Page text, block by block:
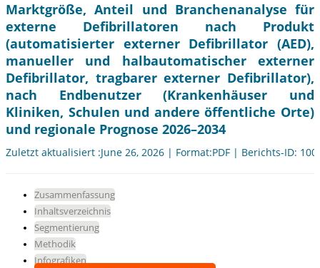
Marktgröße, Anteil und Branchenanalyse für
externe Defibrillatoren nach Produkt
(automatisierter externer Defibrillator (AED),
manueller und halbautomatischer externer
Defibrillator, tragbarer externer Defibrillator),
nach Endbenutzer (Krankenhäuser und
Kliniken, Schulen und andere öffentliche Orte)
und regionale Prognose 2026–2034
Zuletzt aktualisiert :June 26, 2026 | Format:PDF | Berichts-ID:
Zusammenfassung
Inhaltsverzeichnis
Segmentierung
Methodik
Infografiken